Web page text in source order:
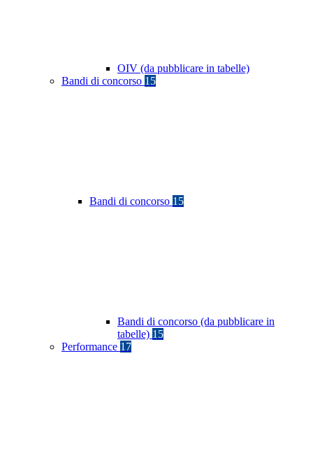
OIV (da pubblicare in tabelle)
Bandi di concorso 15
Bandi di concorso 15
Bandi di concorso (da pubblicare in
tabelle) 15
Performance 17